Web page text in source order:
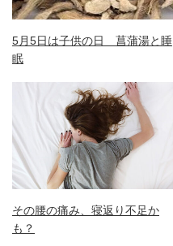
5月5日は子供の日 菖蒲湯と睡
眠
その腰の痛み、寝返り不足か
も？